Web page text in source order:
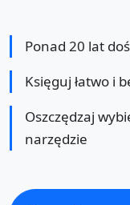
Ponad 20 lat
Księguj łatwo i
Oszczędzaj
narzędzie